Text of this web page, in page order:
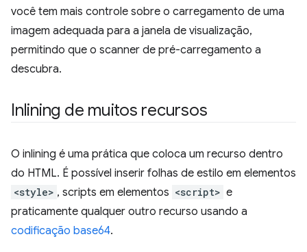
você tem mais controle sobre o carregamento de uma
imagem adequada para a janela de visualização,
permitindo que o scanner de pré-carregamento a
descubra.
Inlining de muitos recursos
O inlining é uma prática que coloca um recurso dentro
do HTML. É possível inserir folhas de estilo em elementos
<style> , scripts em elementos <script> e
praticamente qualquer outro recurso usando a
codificação base64.